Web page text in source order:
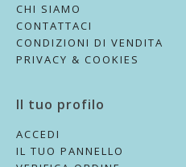
CHI SIAMO
CONTATTACI
CONDIZIONI DI VENDITA
PRIVACY & COOKIES
Il tuo profilo
ACCEDI
IL TUO PANNELLO